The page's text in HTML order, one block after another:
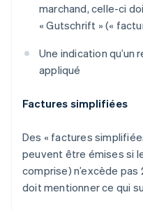
marchand, celle-ci
«Gutschrift » («
Une indication qu’un
appliqué
Factures simplifiées
Des « factures
peuvent être émises si
comprise) n’excède
doit mentionner ce qui